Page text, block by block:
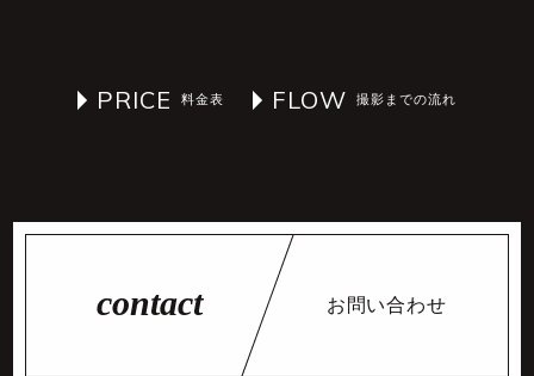
PRICE FLOW
お問い合わせ